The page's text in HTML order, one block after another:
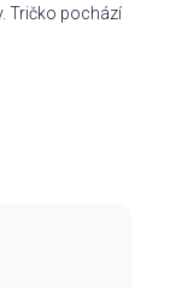
Tričko pochází